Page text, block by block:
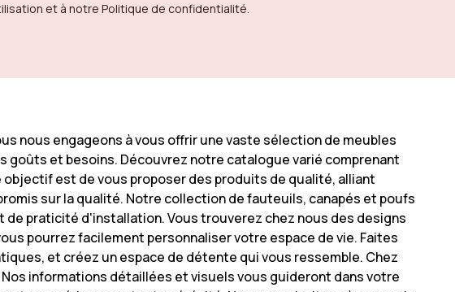
et à notre Politique de confidentialité.
nous engageons à vous offrir une vaste sélection de meubles
et besoins. Découvrez notre catalogue varié comprenant
est de vous proposer des produits de qualité, alliant
sur la qualité. Notre collection de fauteuils, canapés et poufs
praticité d'installation. Vous trouverez chez nous des designs
pourrez facilement personnaliser votre espace de vie. Faites
et créez un espace de détente qui vous ressemble. Chez
informations détaillées et visuels vous guideront dans votre